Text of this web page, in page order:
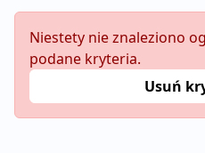
Niestety nie znaleziono
podane kryteria.
Usuń